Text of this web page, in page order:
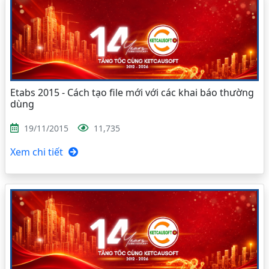
Etabs 2015 - Cách tạo file mới với các khai báo thường
dùng
19/11/2015 11,735
Xem chi tiết